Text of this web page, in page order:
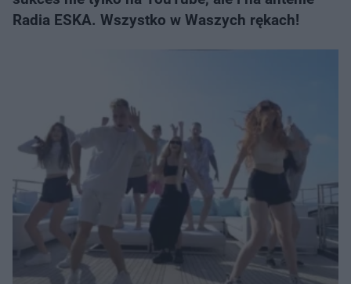
Radia ESKA. Wszystko w Waszych rękach!